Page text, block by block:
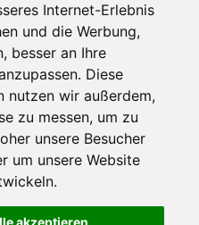
Internet-Erlebnis
und die Werbung,
besser an Ihre
Diese
nutzen wir außerdem,
zu messen, um zu
unsere Besucher
um unsere Website
akzeptieren
Gewerbetreibende
Investoren
Medien
Facebook
Twitter